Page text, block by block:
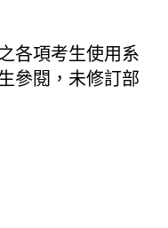
各項考生使用系
參閱，未修訂部